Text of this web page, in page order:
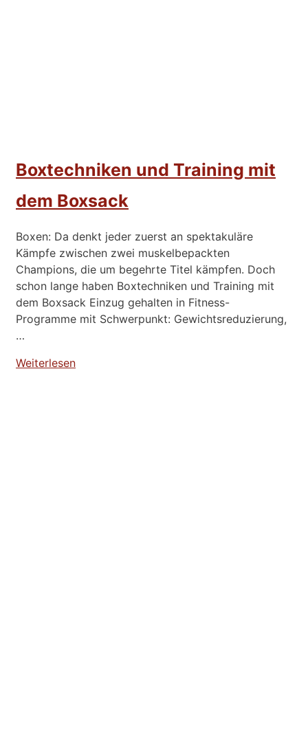
Boxtechniken und Training mit
dem Boxsack
Boxen: Da denkt jeder zuerst an spektakuläre
Kämpfe zwischen zwei muskelbepackten
Champions, die um begehrte Titel kämpfen. Doch
schon lange haben Boxtechniken und Training mit
dem Boxsack Einzug gehalten in Fitness-
Programme mit Schwerpunkt: Gewichtsreduzierung,
…
Weiterlesen